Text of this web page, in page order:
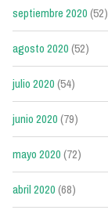
septiembre 2020(52)
agosto 2020(52)
julio 2020(54)
junio 2020(79)
mayo 2020(72)
abril 2020(68)